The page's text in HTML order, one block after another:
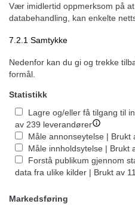
Vær imidlertid oppmerksom på
databehandling, kan enkelte
7.2.1 Samtykke
Nedenfor kan du gi og trekke
formål.
Statistikk
Lagre og/eller få tilgang til
av 239 leverandører
Måle annonseytelse |
Måle innholdsytelse | Brukt
Forstå publikum gjennom
data fra ulike kilder | Brukt av
Markedsføring